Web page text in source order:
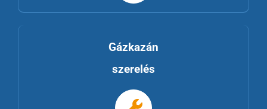
Gázkazán
szerelés